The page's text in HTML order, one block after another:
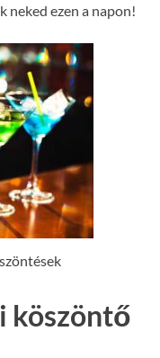
neked ezen a napon!
köszöntő